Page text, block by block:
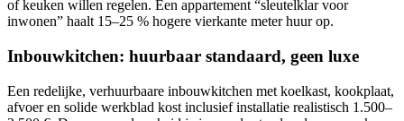
of keuken willen regelen. Een appartement “sleutelklar voor
inwonen” haalt 15–25 % hogere vierkante meter huur op.
Inbouwkitchen: huurbaar standaard, geen luxe
Een redelijke, verhuurbaare inbouwkitchen met koelkast, kookplaat,
afvoer en solide werkblad kost inclusief installatie realistisch 1.500–